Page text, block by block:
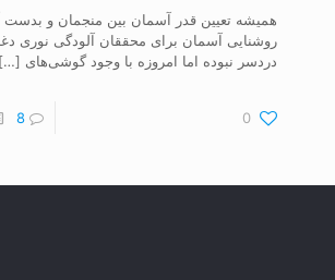
همیشه تعیین قدر آسمان بین منجمان و بدست
روشنایی آسمان برای محققان آلودگی نوری
دردسر نبوده اما امروزه با وجود گوشی‌های […]
0
8